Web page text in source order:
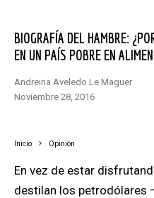
BIOGRAFÍA DEL HAMBRE: ¿POR QUÉ SE CONVIRTIÓ VENEZUELA
EN UN PAÍS POBRE EN
Andreina Aveledo Le Maguer
noviembre 28, 2016
Inicio Opinión
En vez de estar disfrutando de la prosperidad que
destilan los petrodólares